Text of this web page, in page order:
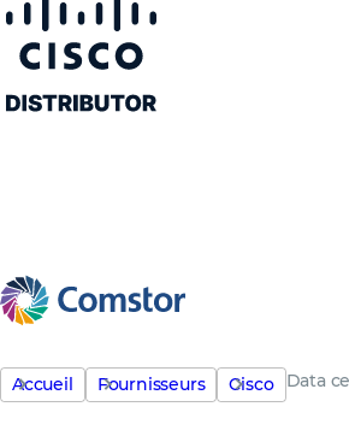
Accueil Fournisseurs Cisco Data